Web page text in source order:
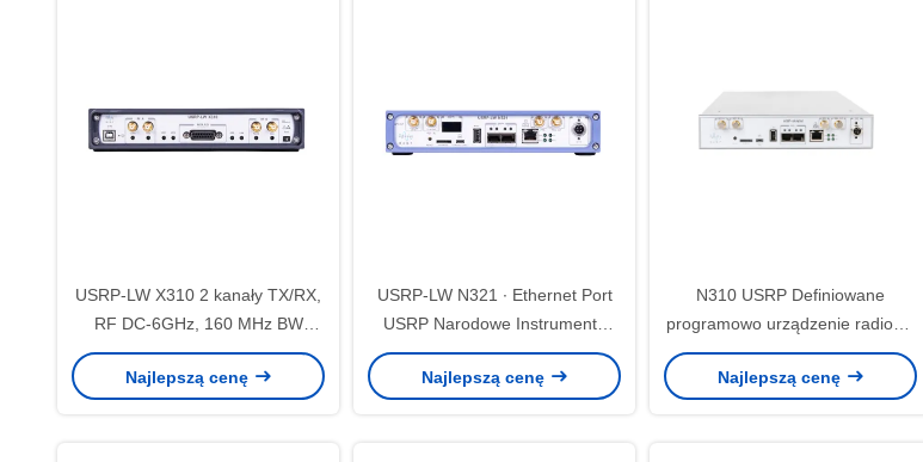
USRP-LW X310 2 kanały TX/RX,
RF DC-6GHz, 160 MHz BW
każdy, 2 × SFP+, 1 × PCIE BUS,
USRP Oprogramowanie
Najlepszą cenę
USRP-LW N321 ∙ Ethernet Port
USRP Narodowe Instrumenty
SDR N321
Najlepszą cenę
N310 USRP Definiowane
programowo urządzenie radiowe
10 MHz do 6 GHz
Najlepszą cenę